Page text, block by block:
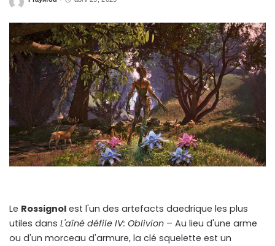
Posted
Le Rossignol est l'un des artefacts daedrique les plus
utiles dans L'aîné défile IV: Oblivion – Au lieu d'une arme
ou d'un morceau d'armure, la clé squelette est un